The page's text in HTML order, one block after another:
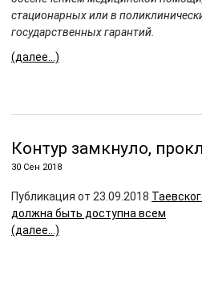
стационарных или в
государственных гарантий.
(далее…)
Контур замкнуло,
30 Сен 2018
Публикация от 23.09.2018
должна быть доступна всем
(далее…)